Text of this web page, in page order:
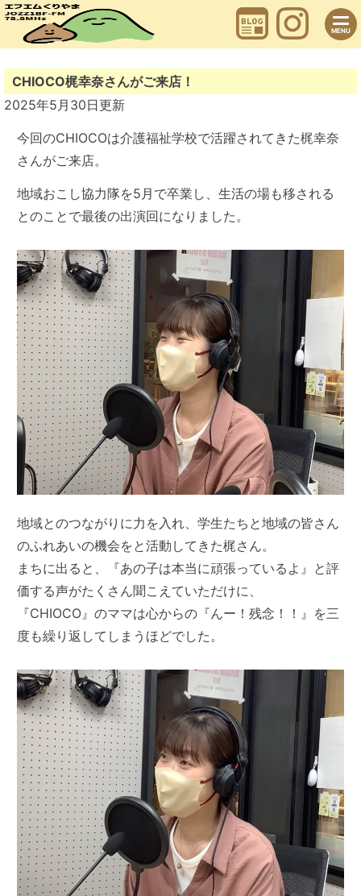
Skip
to
content
MENU
CHIOCO梶幸奈さんがご来店！
2025年5月30日更新
今回のCHIOCOは介護福祉学校で活躍されてきた梶幸奈
さんがご来店。
地域おこし協力隊を5月で卒業し、生活の場も移される
とのことで最後の出演回になりました。
地域とのつながりに力を入れ、学生たちと地域の皆さん
のふれあいの機会をと活動してきた梶さん。
まちに出ると、『あの子は本当に頑張っているよ』と評
価する声がたくさん聞こえていただけに、
『CHIOCO』のママは心からの『んー！残念！！』を三
度も繰り返してしまうほどでした。